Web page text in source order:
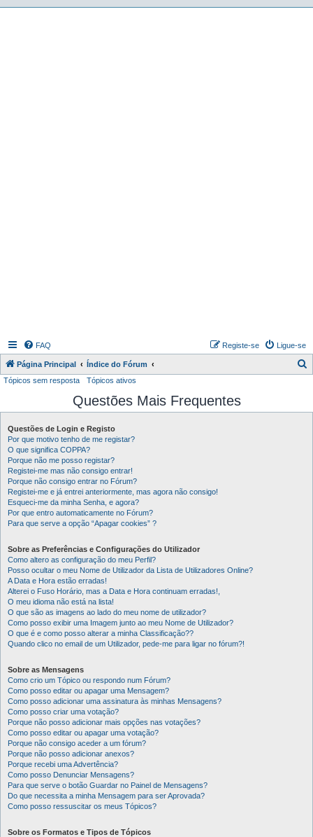
FAQ Ligue-se
Registe-se
Página Principal Índice do Fórum
q
Tópicos sem resposta Tópicos ativos
Questões Mais Frequentes
Questões de Login e Registo
Por que motivo tenho de me registar?
O que significa COPPA?
Porque não me posso registar?
Registei-me mas não consigo entrar!
Porque não consigo entrar no Fórum?
Registei-me e já entrei anteriormente, mas agora não consigo!
Esqueci-me da minha Senha, e agora?
Por que entro automaticamente no Fórum?
Para que serve a opção “Apagar cookies” ?
Sobre as Preferências e Configurações do Utilizador
Como altero as configuração do meu Perfil?
Posso ocultar o meu Nome de Utilizador da Lista de Utilizadores Online?
A Data e Hora estão erradas!
Alterei o Fuso Horário, mas a Data e Hora continuam erradas!,
O meu idioma não está na lista!
O que são as imagens ao lado do meu nome de utilizador?
Como posso exibir uma Imagem junto ao meu Nome de Utilizador?
O que é e como posso alterar a minha Classificação??
Quando clico no email de um Utilizador, pede-me para ligar no fórum?!
Sobre as Mensagens
Como crio um Tópico ou respondo num Fórum?
Como posso editar ou apagar uma Mensagem?
Como posso adicionar uma assinatura às minhas Mensagens?
Como posso criar uma votação?
Porque não posso adicionar mais opções nas votações?
Como posso editar ou apagar uma votação?
Porque não consigo aceder a um fórum?
Porque não posso adicionar anexos?
Porque recebi uma Advertência?
Como posso Denunciar Mensagens?
Para que serve o botão Guardar no Painel de Mensagens?
Do que necessita a minha Mensagem para ser Aprovada?
Como posso ressuscitar os meus Tópicos?
Sobre os Formatos e Tipos de Tópicos